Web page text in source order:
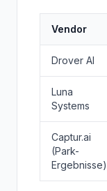
Vendor
Drover AI
Luna
Systems
Captur.ai
(Park-
Ergebnisse)